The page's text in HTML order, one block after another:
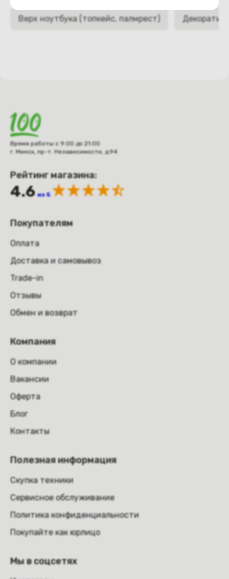
Верх ноутбука (топкейс, палмрест)
Время работы с 9:00 до 21:00
г. Минск, пр-т. Независимости, д.94
Рейтинг магазина:
4.6 из 5
Покупателям
Оплата
Доставка и самовывоз
Trade-in
Отзывы
Обмен и возврат
Компания
О компании
Вакансии
Оферта
Блог
Контакты
Полезная информация
Скупка техники
Сервисное обслуживание
Политика конфиденциальности
Покупайте как юрлицо
Мы в соцсетях